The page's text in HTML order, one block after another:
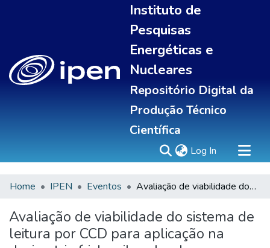
Instituto de
Pesquisas
Energéticas e
Nucleares
Repositório Digital da
Produção Técnico
Científica
Log In (current)
Sobre
Communities & Collections
All of DSpace
Statistics
Home IPEN Eventos Avaliação de viabilidade do sistema de leitura por CCD para aplicação na dosimetria fricke xilenol gel. Desenvolvido no IPEN
Avaliação de viabilidade do sistema de
leitura por CCD para aplicação na